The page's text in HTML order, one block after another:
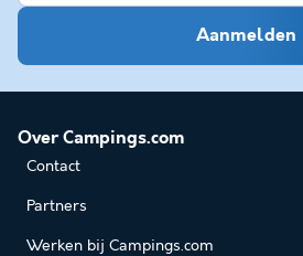
Aanmelden
Over Campings.com
Contact
Partners
Werken bij Campings.com